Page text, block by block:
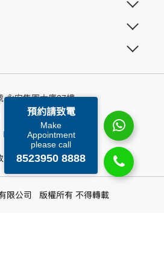
預約請致電
Make
Appointment
please call
8523950 8888
永安集團大廈27樓
business@ump.com.hk
Facebook Linkedin
| 個人資料收集聲明
限公司 版權所有 不得轉載